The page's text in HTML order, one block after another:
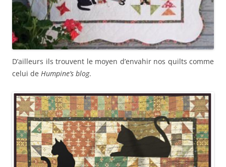
D’ailleurs ils trouvent le moyen d’envahir nos quilts comme
celui de Humpine’s blog.